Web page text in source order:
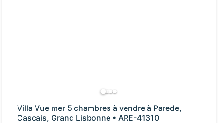
Villa Vue mer 5 chambres à vendre à Parede,
Cascais, Grand Lisbonne • ARE-41310